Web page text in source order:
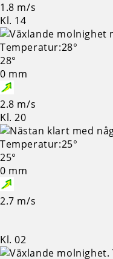
1.8 m/s
Kl. 14
28°
0 mm
2.8 m/s
Kl. 20
25°
0 mm
2.7 m/s
Kl. 02